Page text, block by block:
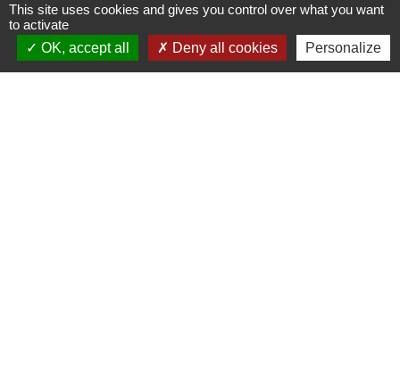
Liens utiles
Oise mobilité
This site uses cookies and gives you control over what you want
to activate
OK, accept all
Deny all cookies Personalize